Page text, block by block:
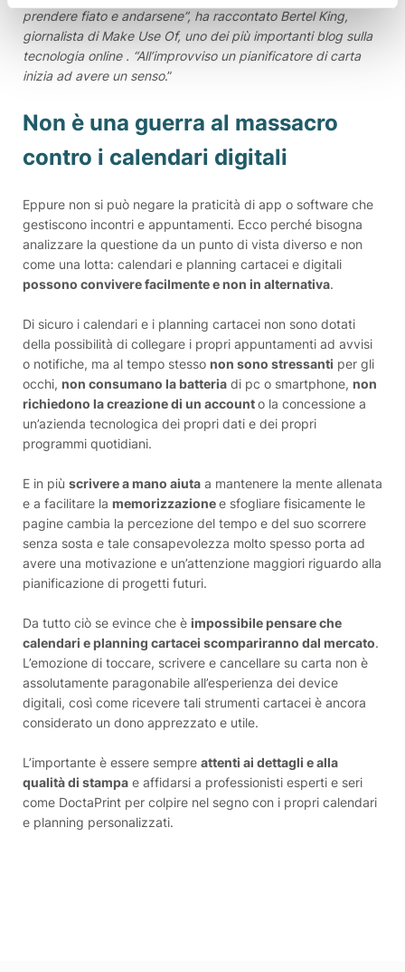
prendere fiato e andarsene”, ha raccontato Bertel King,
giornalista di Make Use Of, uno dei più importanti blog sulla
tecnologia online . “All’improvviso un pianificatore di carta
inizia ad avere un senso.”
Non è una guerra al massacro
contro i calendari digitali
Eppure non si può negare la praticità di app o software che
gestiscono incontri e appuntamenti. Ecco perché bisogna
analizzare la questione da un punto di vista diverso e non
come una lotta: calendari e planning cartacei e digitali
possono convivere facilmente e non in alternativa.
Di sicuro i calendari e i planning cartacei non sono dotati
della possibilità di collegare i propri appuntamenti ad avvisi
o notifiche, ma al tempo stesso non sono stressanti per gli
occhi, non consumano la batteria di pc o smartphone, non
richiedono la creazione di un accounto la concessione a
un’azienda tecnologica dei propri dati e dei propri
programmi quotidiani.
E in più scrivere a mano aiuta a mantenere la mente allenata
e a facilitare la memorizzazionee sfogliare fisicamente le
pagine cambia la percezione del tempo e del suo scorrere
senza sosta e tale consapevolezza molto spesso porta ad
avere una motivazione e un’attenzione maggiori riguardo alla
pianificazione di progetti futuri.
Da tutto ciò se evince che è impossibile pensare che
calendari e planning cartacei scompariranno dal mercato.
L’emozione di toccare, scrivere e cancellare su carta non è
assolutamente paragonabile all’esperienza dei device
digitali, così come ricevere tali strumenti cartacei è ancora
considerato un dono apprezzato e utile.
L’importante è essere sempre attenti ai dettagli e alla
qualità di stampa e affidarsi a professionisti esperti e seri
come DoctaPrint per colpire nel segno con i propri calendari
e planning personalizzati.